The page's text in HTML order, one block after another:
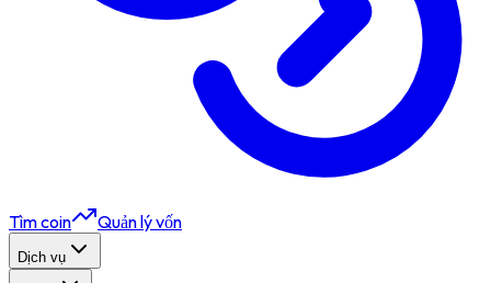
Tìm coin Quản lý vốn
Dịch vụ